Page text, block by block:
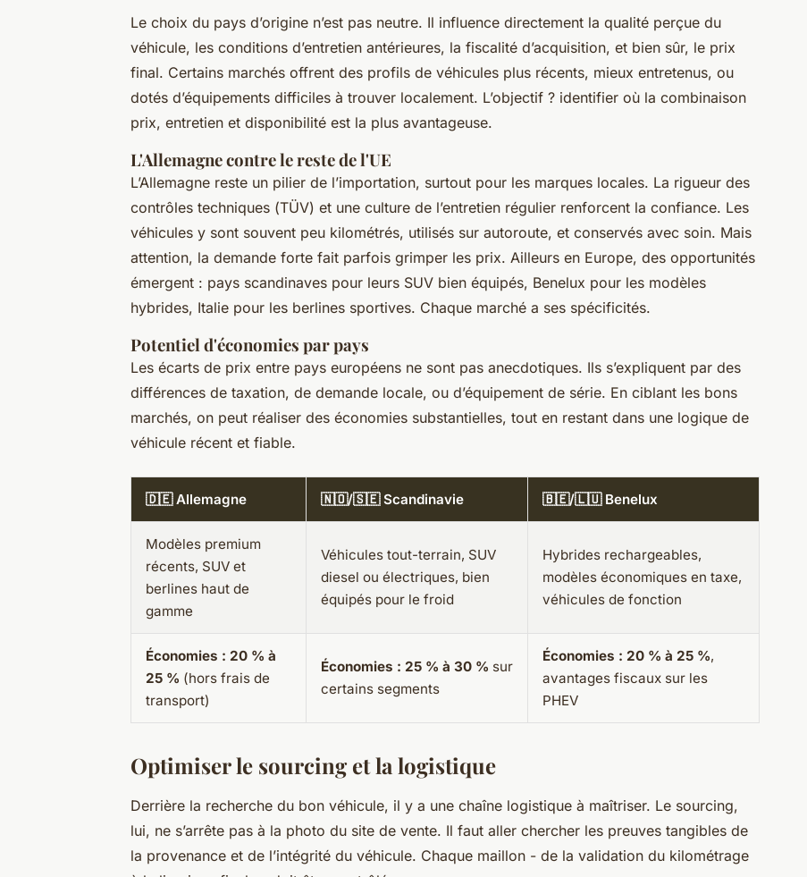
Le choix du pays d’origine n’est pas neutre. Il influence directement la qualité perçue du
véhicule, les conditions d’entretien antérieures, la fiscalité d’acquisition, et bien sûr, le prix
final. Certains marchés offrent des profils de véhicules plus récents, mieux entretenus, ou
dotés d’équipements difficiles à trouver localement. L’objectif ? identifier où la combinaison
prix, entretien et disponibilité est la plus avantageuse.
L'Allemagne contre le reste de l'UE
L’Allemagne reste un pilier de l’importation, surtout pour les marques locales. La rigueur des
contrôles techniques (TÜV) et une culture de l’entretien régulier renforcent la confiance. Les
véhicules y sont souvent peu kilométrés, utilisés sur autoroute, et conservés avec soin. Mais
attention, la demande forte fait parfois grimper les prix. Ailleurs en Europe, des opportunités
émergent : pays scandinaves pour leurs SUV bien équipés, Benelux pour les modèles
hybrides, Italie pour les berlines sportives. Chaque marché a ses spécificités.
Potentiel d'économies par pays
Les écarts de prix entre pays européens ne sont pas anecdotiques. Ils s’expliquent par des
différences de taxation, de demande locale, ou d’équipement de série. En ciblant les bons
marchés, on peut réaliser des économies substantielles, tout en restant dans une logique de
véhicule récent et fiable.
🇩🇪 Allemagne 🇳🇴/🇸🇪 Scandinavie 🇧🇪/🇱🇺 Benelux
Modèles premium
récents, SUV et
berlines haut de
gamme
Véhicules tout-terrain, SUV
diesel ou électriques, bien
équipés pour le froid
Hybrides rechargeables,
modèles économiques en taxe,
véhicules de fonction
Économies : 20 % à
25 % (hors frais de
transport)
Économies : 25 % à 30 % sur
certains segments
Économies : 20 % à 25 %,
avantages fiscaux sur les
PHEV
Optimiser le sourcing et la logistique
Derrière la recherche du bon véhicule, il y a une chaîne logistique à maîtriser. Le sourcing,
lui, ne s’arrête pas à la photo du site de vente. Il faut aller chercher les preuves tangibles de
la provenance et de l’intégrité du véhicule. Chaque maillon - de la validation du kilométrage